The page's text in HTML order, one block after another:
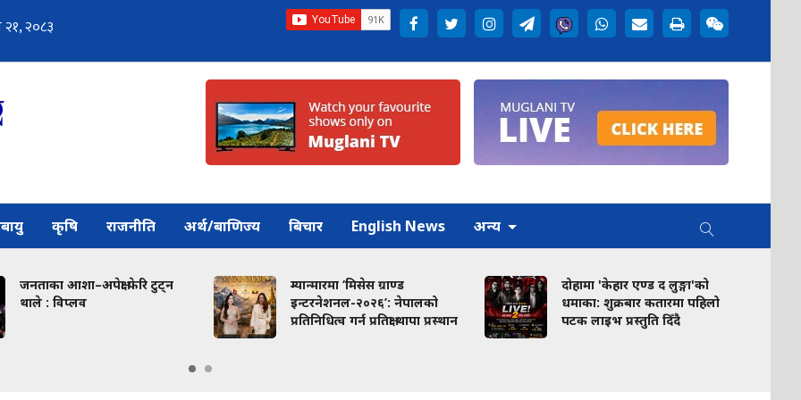
कृषि राजनीति अर्थ/बाणिज्य बिचार English News अन्य
जनताका आशा–अपेक्षा फेरि टुट्न
थाले : विप्लव
म्यान्मारमा ‘मिसेस ग्राण्ड
इन्टरनेशनल-२०२६’: नेपालको
प्रतिनिधित्व गर्न प्रतिक्षा थापा प्रस्थान
दोहामा 'केहार एण्ड द लुङ्गा'को
धमाका: शुक्रबार कतारमा पहिलो
पटक लाइभ प्रस्तुति दिँदै